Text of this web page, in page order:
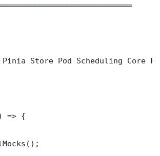
Pinia Store Pod Scheduling Core
=> {